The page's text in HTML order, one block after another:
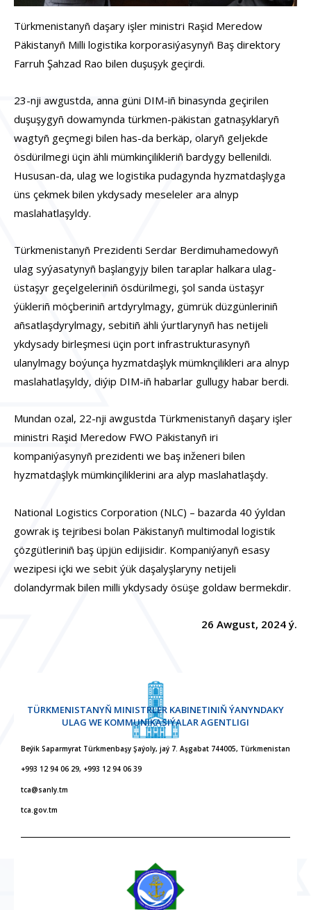
Türkmenistanyñ daşary işler ministri Raşid Meredow
Päkistanyñ Milli logistika korporasiýasynyñ Baş direktory
Farruh Şahzad Rao bilen duşuşyk geçirdi.
23-nji awgustda, anna güni DIM-iñ binasynda geçirilen
duşuşygyñ dowamynda türkmen-päkistan gatnaşyklaryñ
wagtyñ geçmegi bilen has-da berkäp, olaryñ geljekde
ösdürilmegi üçin ähli mümkinçilikleriñ bardygy bellenildi.
Hususan-da, ulag we logistika pudagynda hyzmatdaşlyga
üns çekmek bilen ykdysady meseleler ara alnyp
maslahatlaşyldy.
Türkmenistanyñ Prezidenti Serdar Berdimuhamedowyñ
ulag syýasatynyñ başlangyjy bilen taraplar halkara ulag-
üstaşyr geçelgeleriniñ ösdürilmegi, şol sanda üstaşyr
ýükleriñ möçberiniñ artdyrylmagy, gümrük düzgünleriniñ
añsatlaşdyrylmagy, sebitiñ ähli ýurtlarynyñ has netijeli
ykdysady birleşmesi üçin port infrastrukturasynyñ
ulanylmagy boýunça hyzmatdaşlyk mümknçilikleri ara alnyp
maslahatlaşyldy, diýip DIM-iñ habarlar gullugy habar berdi.
Mundan ozal, 22-nji awgustda Türkmenistanyñ daşary işler
ministri Raşid Meredow FWO Päkistanyñ iri
kompaniýasynyñ prezidenti we baş inženeri bilen
hyzmatdaşlyk mümkinçiliklerini ara alyp maslahatlaşdy.
National Logistics Corporation (NLC) – bazarda 40 ýyldan
gowrak iş tejribesi bolan Päkistanyñ multimodal logistik
çözgütleriniñ baş üpjün edijisidir. Kompaniýanyñ esasy
wezipesi içki we sebit ýük daşalyşlaryny netijeli
dolandyrmak bilen milli ykdysady ösüşe goldaw bermekdir.
26 Awgust, 2024 ý.
TÜRKMENISTANYŇ MINISTRLER KABINETINIŇ ÝANYNDAKY
ULAG WE KOMMUNIKASIÝALAR AGENTLIGI
Beýik Saparmyrat Türkmenbaşy Şaýoly, jaý 7. Aşgabat 744005, Türkmenistan
+993 12 94 06 29, +993 12 94 06 39
tca@sanly.tm
tca.gov.tm